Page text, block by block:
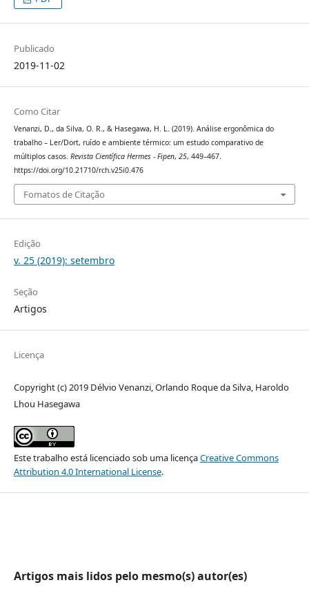
Publicado
2019-11-02
Como Citar
Venanzi, D., da Silva, O. R., & Hasegawa, H. L. (2019). Análise ergonômica do
trabalho – Ler/Dort, ruído e ambiente térmico: um estudo comparativo de
múltiplos casos. Revista Científica Hermes - Fipen, 25, 449–467.
https://doi.org/10.21710/rch.v25i0.476
Fomatos de Citação
Edição
v. 25 (2019): setembro
Seção
Artigos
Licença
Copyright (c) 2019 Délvio Venanzi, Orlando Roque da Silva, Haroldo
Lhou Hasegawa
Este trabalho está licenciado sob uma licençaCreative Commons
Attribution 4.0 International License.
Artigos mais lidos pelo mesmo(s) autor(es)